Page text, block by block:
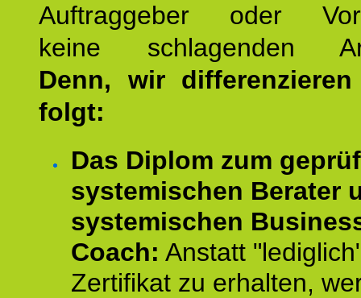
Auftraggeber oder
keine schlagenden
Denn, wir
folgt:
Das Diplom zum
systemischen Berater
systemischen
Coach: Anstatt
Zertifikat zu erhalten,